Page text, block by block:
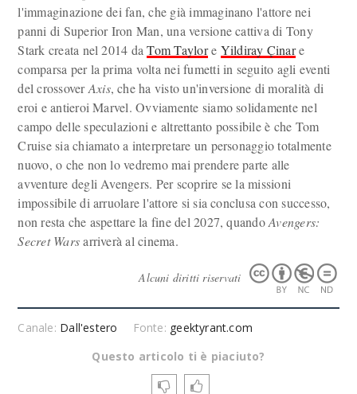
l'immaginazione dei fan, che già immaginano l'attore nei
panni di Superior Iron Man, una versione cattiva di Tony
Stark creata nel 2014 daTom Taylore Yildiray Çinare
comparsa per la prima volta nei fumetti in seguito agli eventi
del crossoverAxis, che ha visto un'inversione di moralità di
eroi e antieroi Marvel. Ovviamente siamo solidamente nel
campo delle speculazioni e altrettanto possibile è che Tom
Cruise sia chiamato a interpretare un personaggio totalmente
nuovo, o che non lo vedremo mai prendere parte alle
avventure degli Avengers. Per scoprire se la missioni
impossibile di arruolare l'attore si sia conclusa con successo,
non resta che aspettare la fine del 2027, quandoAvengers:
Secret Warsarriverà al cinema.
Alcuni diritti riservati
Canale: Dall'estero Fonte: geektyrant.com
Questo articolo ti è piaciuto?